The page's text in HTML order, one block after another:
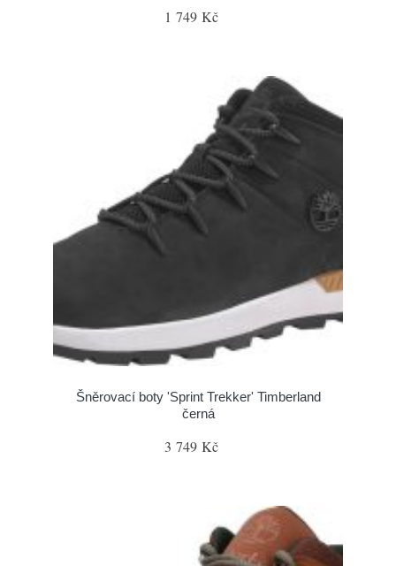
1 749 Kč
Šněrovací boty 'Sprint Trekker' Timberland
černá
3 749 Kč